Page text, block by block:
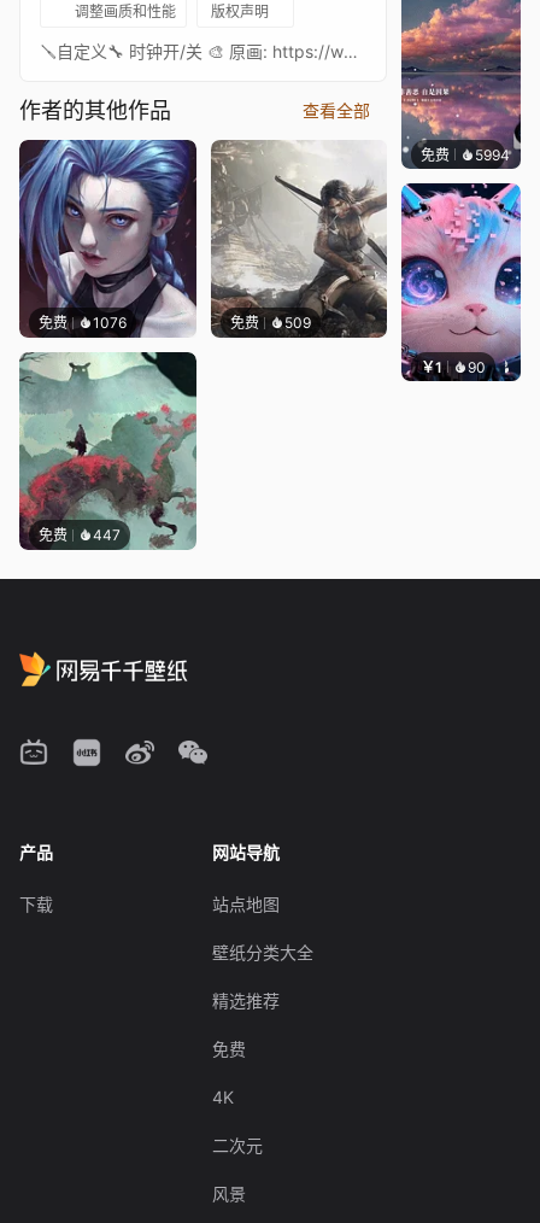
调整画质和性能 版权声明
🪛自定义🔧 时钟开/关 🎨 原画: https://www.pixel4k.com/green-porsche-992-techart-4k-123531.html 🎵 音乐: https://www.youtube.com/watch?v=euJW_jT1P9oMy 壁纸合集: Workshop预览: YouTube
作者的其他作品 查看全部
免费 1076 免费 509
免费 447
免费 5994冰茶
￥1 90 叮叮
产品
下载
网站导航
站点地图
壁纸分类大全
精选推荐
免费
4K
二次元
风景